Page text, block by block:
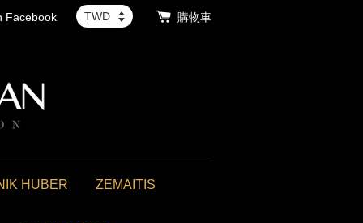
Facebook 購物車
HUBER ZEMAITIS